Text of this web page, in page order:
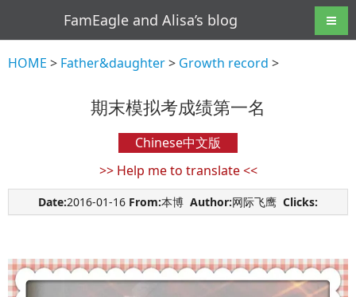
FamEagle and Alisa’s blog
HOME > Father&daughter> Growth record >
期末模拟考成绩第一名
Chinese中文版
>> Help me to translate <<
Date:2016-01-16 From:本博 Author:网际飞鹰 Clicks: